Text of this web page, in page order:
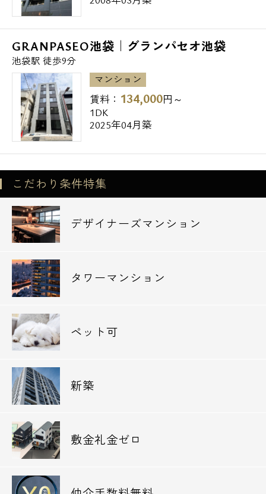
GRANPASEO池袋｜グランパセオ池袋
池袋駅 徒歩9分
マンション
賃料： 134,000円～
1DK
2025年04月築
こだわり条件特集
デザイナーズマンション
タワーマンション
ペット可
新築
敷金礼金ゼロ